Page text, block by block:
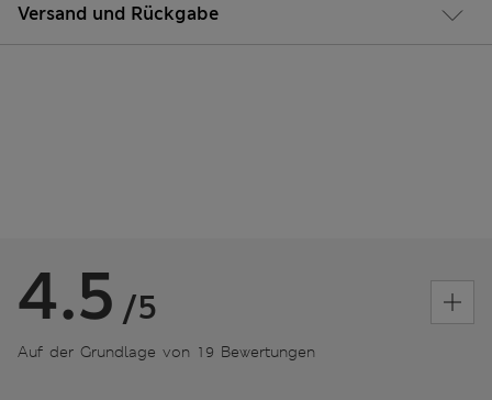
Versand und Rückgabe
4.5 /5
Auf der Grundlage von 19 Bewertungen